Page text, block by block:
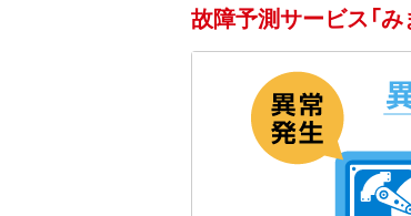
故障予測サービス「